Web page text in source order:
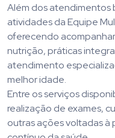
Além dos atendimentos
atividades da Equipe
oferecendo
nutrição, práticas
atendimento
melhor idade.
Entre os serviços
realização de exames,
outras ações voltadas